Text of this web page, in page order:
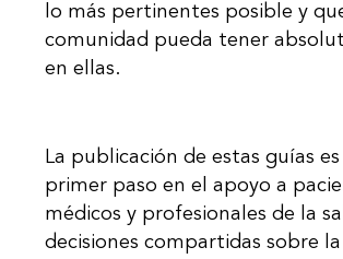
lo más pertinentes posible y
comunidad pueda tener
en ellas.
La publicación de estas guías
primer paso en el apoyo a
médicos y profesionales de la
decisiones compartidas sobre